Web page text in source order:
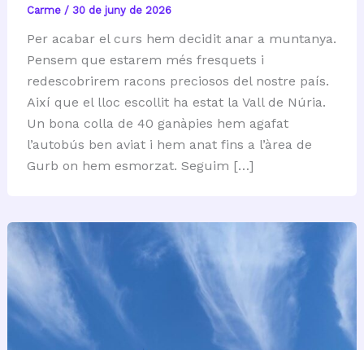
Carme / 30 de juny de 2026
Per acabar el curs hem decidit anar a muntanya.
Pensem que estarem més fresquets i
redescobrirem racons preciosos del nostre país.
Així que el lloc escollit ha estat la Vall de Núria.
Un bona colla de 40 ganàpies hem agafat
l’autobús ben aviat i hem anat fins a l’àrea de
Gurb on hem esmorzat. Seguim […]